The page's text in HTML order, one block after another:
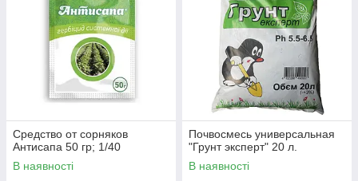
Средство от сорняков
Антисапа 50 гр; 1/40
В наявності
Почвосмесь универсальная
"Грунт эксперт" 20 л.
В наявності